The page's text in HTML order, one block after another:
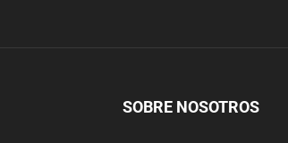
SOBRE NOSOTROS